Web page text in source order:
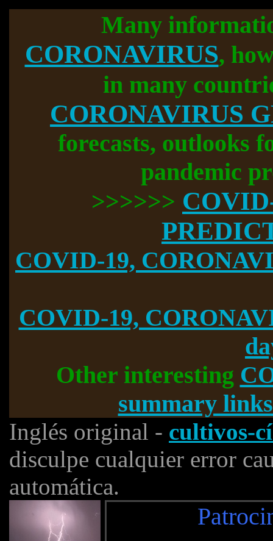
Many
CORONAVIRUS,
in many
CORONAVIRUS
forecasts, outlooks
pandemic
>>>>>>
COVID-19,
COVID-19,
Other interesting
summary
Inglés original - cultivos-
disculpe cualquier error
automática.